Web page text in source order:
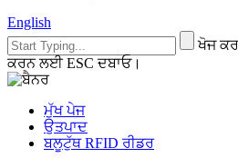
English
ਖੋਜ
ਕਰਨ ਲਈ ESC ਦਬਾਓ।
ਮੁੱਖ ਪੇਜ
ਉਤਪਾਦ
ਬਲੂਟੁੱਥ RFID ਰੀਡਰ